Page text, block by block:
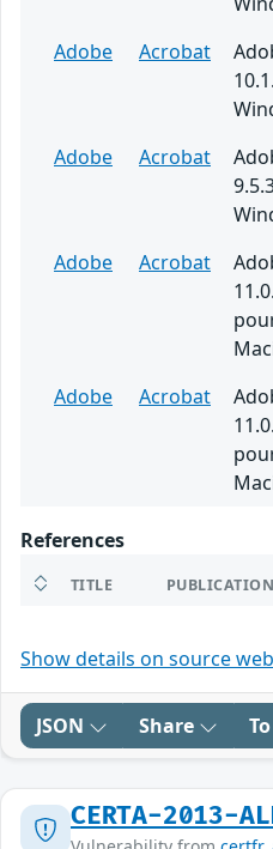
Adobe
Acrobat
Adobe
Acrobat
Adobe
Acrobat
Adobe
Acrobat
References
TITLE
Show details on source
JSON Share
CERTA-2013-